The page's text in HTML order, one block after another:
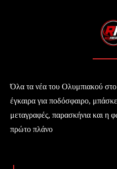
Όλα τα νέα του Ολυμπιακού
έγκαιρα για ποδόσφαιρο,
μεταγραφές, παρασκήνια και η
πρώτο πλάνο